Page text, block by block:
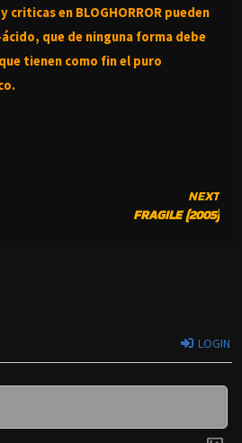
criticas en BLOGHORROR pueden
ácido, que de ninguna forma debe
tienen como fin el puro
NEXT
FRAGILE (2005)
LOGIN